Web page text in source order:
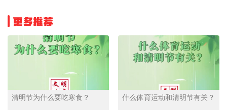
更多推荐
清明节为什么要吃寒食？ 什么体育运动和清明节有关？